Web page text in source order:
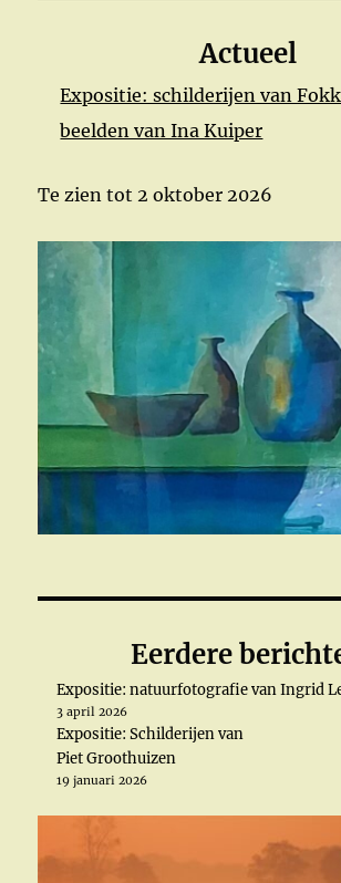
Actueel
Expositie: schilderijen van
beelden van Ina Kuiper
Te zien tot 2 oktober 2026
Eerdere
Expositie: natuurfotografie van Ingrid
3 april 2026
Expositie: Schilderijen van
Piet Groothuizen
19 januari 2026